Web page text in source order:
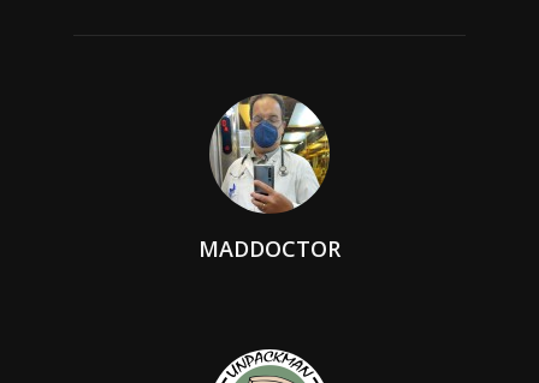
MADDOCTOR